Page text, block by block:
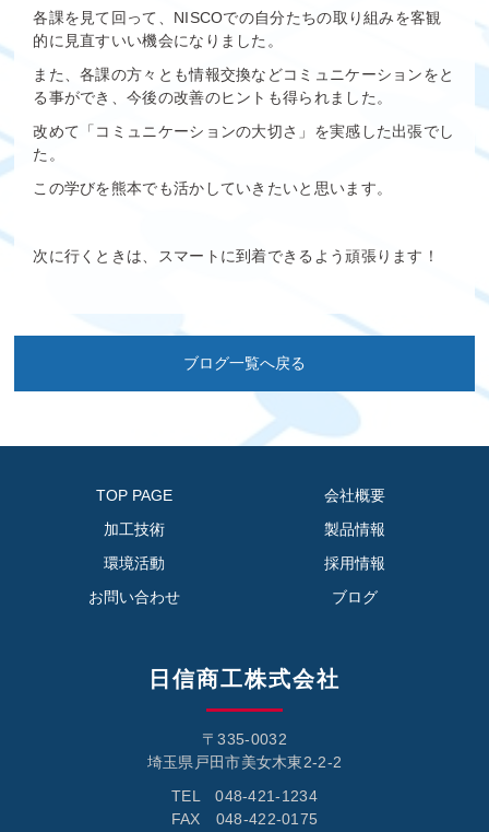
各課を見て回って、NISCOでの自分たちの取り組みを客観
的に見直すいい機会になりました。
また、各課の方々とも情報交換などコミュニケーションをと
る事ができ、今後の改善のヒントも得られました。
改めて「コミュニケーションの大切さ」を実感した出張でし
た。
この学びを熊本でも活かしていきたいと思います。
次に行くときは、スマートに到着できるよう頑張ります！
ブログ一覧へ戻る
TOP PAGE
会社概要
加工技術
製品情報
環境活動
採用情報
お問い合わせ
ブログ
日信商工株式会社
〒335-0032
埼玉県戸田市美女木東2-2-2
TEL 048-421-1234
FAX 048-422-0175